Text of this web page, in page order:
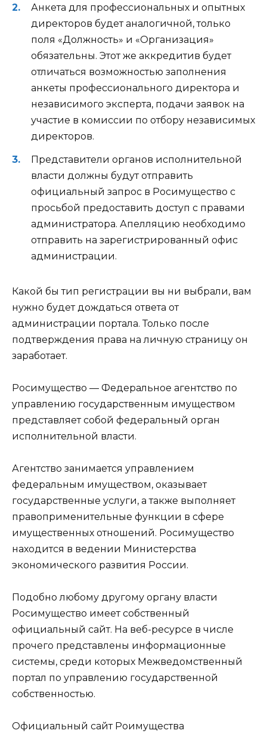
Анкета для профессиональных и опытных
директоров будет аналогичной, только
поля «Должность» и «Организация»
обязательны. Этот же аккредитив будет
отличаться возможностью заполнения
анкеты профессионального директора и
независимого эксперта, подачи заявок на
участие в комиссии по отбору независимых
директоров.
Представители органов исполнительной
власти должны будут отправить
официальный запрос в Росимущество с
просьбой предоставить доступ с правами
администратора. Апелляцию необходимо
отправить на зарегистрированный офис
администрации.
Какой бы тип регистрации вы ни выбрали, вам
нужно будет дождаться ответа от
администрации портала. Только после
подтверждения права на личную страницу он
заработает.
Росимущество — Федеральное агентство по
управлению государственным имуществом
представляет собой федеральный орган
исполнительной власти.
Агентство занимается управлением
федеральным имуществом, оказывает
государственные услуги, а также выполняет
правоприменительные функции в сфере
имущественных отношений. Росимущество
находится в ведении Министерства
экономического развития России.
Подобно любому другому органу власти
Росимущество имеет собственный
официальный сайт. На веб-ресурсе в числе
прочего представлены информационные
системы, среди которых Межведомственный
портал по управлению государственной
собственностью.
Официальный сайт Роимущества